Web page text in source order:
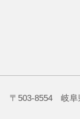
〒503-8554 岐阜